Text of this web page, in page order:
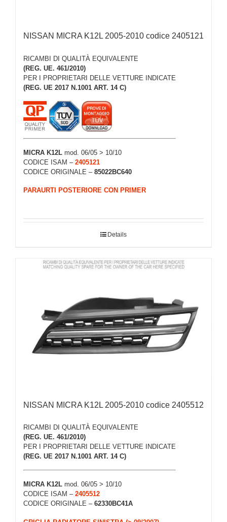
NISSAN MICRA K12L 2005-2010 codice 2405121
RICAMBI DI QUALITÀ EQUIVALENTE
(REG. UE. 461/2010)
PER I PROPRIETARI DELLE VETTURE INDICATE
(REG. UE 2017 N.1001 ART. 14 C)
MICRA K12L mod. 06/05 > 10/10
CODICE ISAM – 2405121
CODICE ORIGINALE – 85022BC640
PARAURTI POSTERIORE CON PRIMER
Details
NISSAN MICRA K12L 2005-2010 codice 2405512
RICAMBI DI QUALITÀ EQUIVALENTE
(REG. UE. 461/2010)
PER I PROPRIETARI DELLE VETTURE INDICATE
(REG. UE 2017 N.1001 ART. 14 C)
MICRA K12L mod. 06/05 > 10/10
CODICE ISAM – 2405512
CODICE ORIGINALE – 62330BC41A